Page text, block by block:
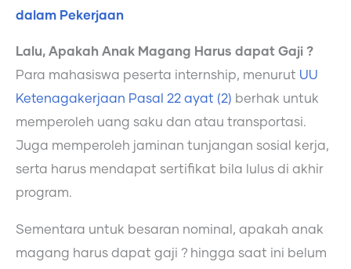
dalam Pekerjaan
Lalu, Apakah Anak Magang Harus dapat Gaji ?
Para mahasiswa peserta internship, menurut UU
Ketenagakerjaan Pasal 22 ayat (2) berhak untuk
memperoleh uang saku dan atau transportasi.
Juga memperoleh jaminan tunjangan sosial kerja,
serta harus mendapat sertifikat bila lulus di akhir
program.
Sementara untuk besaran nominal, apakah anak
magang harus dapat gaji ? hingga saat ini belum